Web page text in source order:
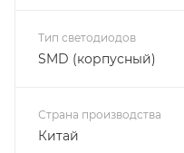
Тип светодиодов
SMD (корпусный)
Страна производства
Китай